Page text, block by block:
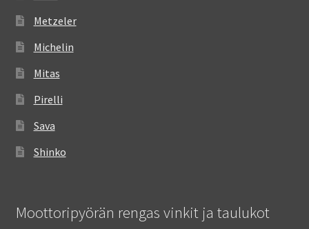
Metzeler
Michelin
Mitas
Pirelli
Sava
Shinko
Moottoripyörän rengas vinkit ja taulukot